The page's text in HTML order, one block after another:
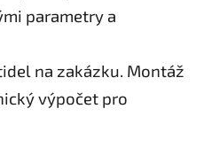
p
v
k
y
parametry a
na zakázku. Montáž
výpočet pro